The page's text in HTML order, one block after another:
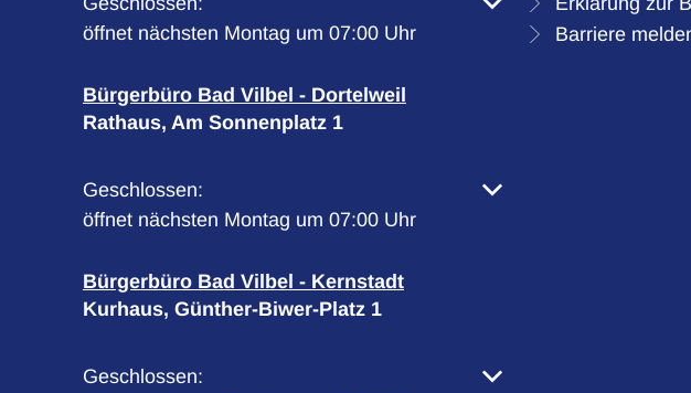
öffnet nächsten Montag um 07:00 Uhr
Bürgerbüro Bad Vilbel - Dortelweil
Rathaus, Am Sonnenplatz 1
Klicken, um weitere Öffnungs- oder Schließzeiten auszublenden
Geschlossen:
öffnet nächsten Montag um 07:00 Uhr
Bürgerbüro Bad Vilbel - Kernstadt
Kurhaus, Günther-Biwer-Platz 1
Klicken, um weitere Öffnungs- oder Schließzeiten auszublenden
Geschlossen:
Barriere